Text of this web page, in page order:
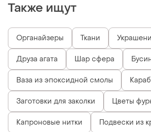
Также ищут
Органайзеры Ткани
Друза агата Шар сфера
Ваза из эпоксидной смолы
Заготовки для заколки Цветы
Капроновые нитки Подвески из